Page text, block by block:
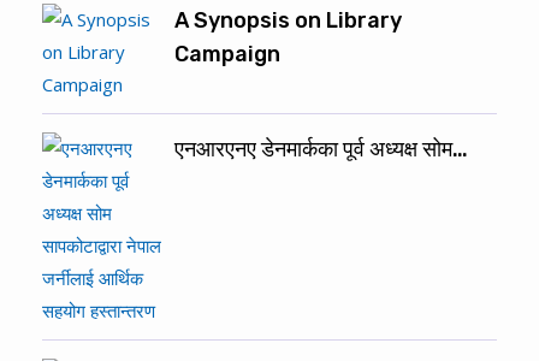
A Synopsis on Library
Campaign
एनआरएनए डेनमार्कका पूर्व अध्यक्ष सोम…